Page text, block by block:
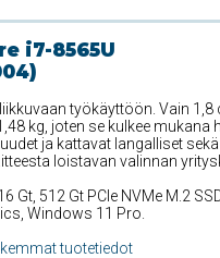
i7-8565U
työkäyttöön. Vain 1,8
kg, joten se kulkee mukana
ja kattavat langalliset sekä
loistavan valinnan
Gt, 512 Gt PCIe NVMe M.2
Windows 11 Pro.
tuotetiedot